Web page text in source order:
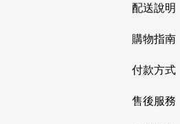
配送說明
購物指南
付款方式
售後服務